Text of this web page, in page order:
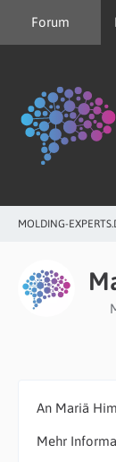
Forum
MOLDING-
An Mariä
Mehr